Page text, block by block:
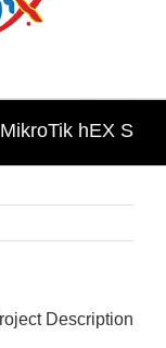
MikroTik hEX S — ראוטר עסקי מתקדם
Description